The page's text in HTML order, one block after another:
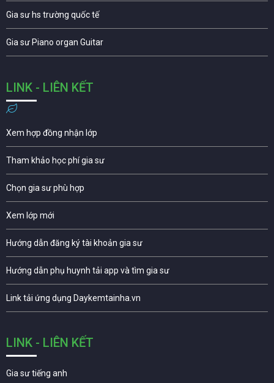
Gia sư hs trường quốc tế
Gia sư Piano organ Guitar
LINK - LIÊN KẾT
Xem hợp đồng nhận lớp
Tham khảo học phí gia sư
Chọn gia sư phù hợp
Xem lớp mới
Hướng dẫn đăng ký tài khoản gia sư
Hướng dẫn phụ huynh tải app và tìm gia sư
Link tải ứng dụng Daykemtainha.vn
LINK - LIÊN KẾT
Gia sư tiếng anh